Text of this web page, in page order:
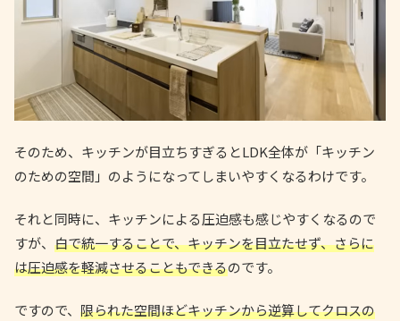
そのため、キッチンが目立ちすぎるとLDK全体が「キッチン
のための空間」のようになってしまいやすくなるわけです。
それと同時に、キッチンによる圧迫感も感じやすくなるので
すが、 白で統一することで、キッチンを目立たせず、さらに
は圧迫感を軽減させることもできるのです。
ですので、 限られた空間ほどキッチンから逆算してクロスの